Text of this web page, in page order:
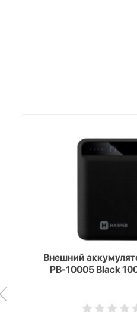
Внешний
PB-10005 Black